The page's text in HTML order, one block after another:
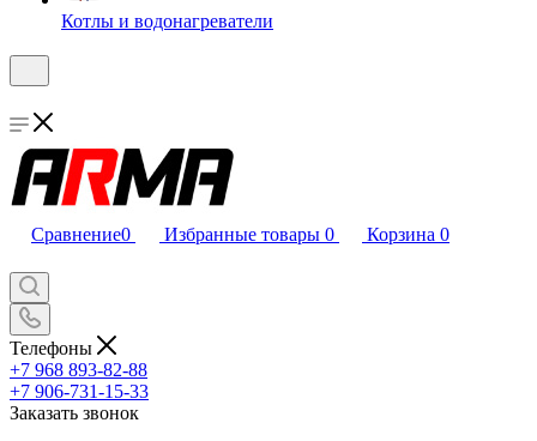
Котлы и водонагреватели
Сравнение0 Избранные товары 0 Корзина 0
Телефоны
+7 968 893-82-88
+7 906-731-15-33
Заказать звонок